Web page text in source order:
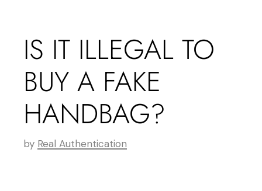
IS IT ILLEGAL TO
BUY A FAKE
HANDBAG?
by Real Authentication